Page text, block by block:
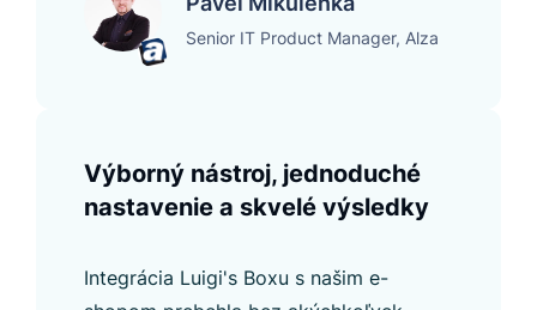
Senior IT Product Manager, Alza
Výborný nástroj, jednoduché
nastavenie a skvelé výsledky
Integrácia Luigi's Boxu s našim e-